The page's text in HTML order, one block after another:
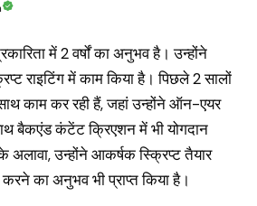
में 2 वर्षों का अनुभव है। उन्होंने
राइटिंग में काम किया है। पिछले 2 सालों
काम कर रही हैं, जहां उन्होंने ऑन-एयर
बैकएंड कंटेंट क्रिएशन में भी योगदान
के अलावा, उन्होंने आकर्षक स्क्रिप्ट तैयार
का अनुभव भी प्राप्त किया है।